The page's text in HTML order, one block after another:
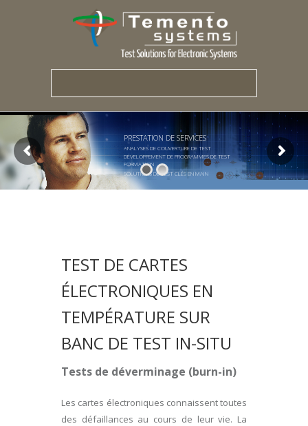
PRESTATION DE SERVICES
ANALYSES DE COUVERTURE DE TEST
DÉVELOPPEMENT DE PROGRAMMES DE TEST
FORMATION
SOLUTIONS DE TEST CLÉS EN MAIN
TEST DE CARTES
ÉLECTRONIQUES EN
TEMPÉRATURE SUR
BANC DE TEST IN-SITU
Tests de déverminage (burn-in)
Les cartes électroniques connaissent toutes
des défaillances au cours de leur vie. La